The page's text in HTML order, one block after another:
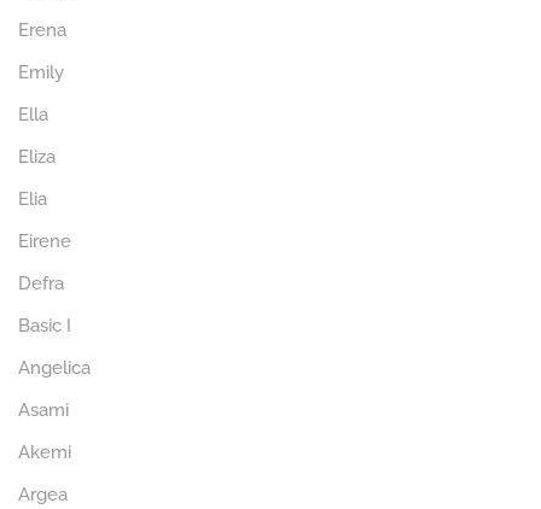
Erena
Emily
Ella
Eliza
Elia
Eirene
Defra
Basic I
Angelica
Asami
Akemi
Argea